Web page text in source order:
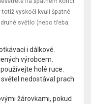
vyskočí kvůli špatné
světlo (nebo třeba
i dálkové.
výrobcem.
holé ruce.
nedostával prach
žárovkami, pokud